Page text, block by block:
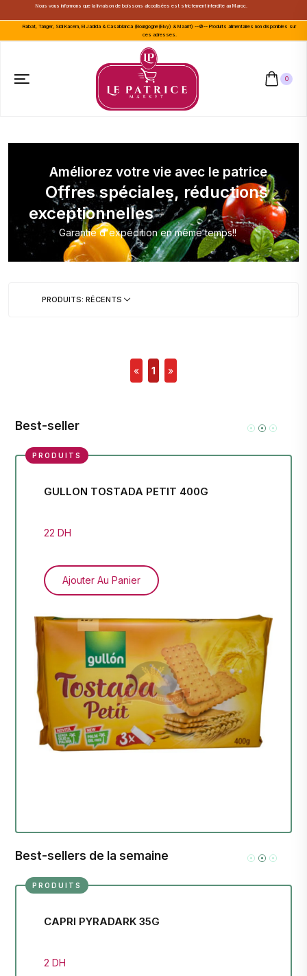
Nous vous informons que la livraison de boissons alcoolisées est strictement interdite au Maroc.
Rabat, Tanger, Sidi Kacem, El Jadida & Casablanca (Bourgogne(Elvy) & Maarif) --🚫-- Produits alimentaires non disponibles sur
ces adresses.
0
Améliorez votre vie avec le patrice
Offres spéciales, réductions
exceptionnelles
Garantie d'expédition en même temps!!
PRODUITS: RÉCENTS
« 1 »
Best-seller
PRODUITS
GULLON TOSTADA PETIT 400G
22 DH
Ajouter Au Panier
Best-sellers de la semaine
PRODUITS
CAPRI PYRADARK 35G
2 DH